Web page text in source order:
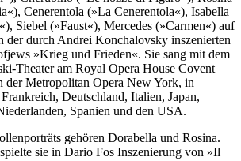
Cenerentola (»La Cenerentola«), Isabella
Siebel (»Faust«), Mercedes (»Carmen«) auf
der durch Andrei Konchalovsky inszenierten
»Krieg und Frieden«. Sie sang mit dem
Theater am Royal Opera House Covent
der Metropolitan Opera New York, in
Deutschland, Italien, Japan,
Spanien und den USA.
gehören Dorabella und Rosina.
sie in Dario Fos Inszenierung von »Il